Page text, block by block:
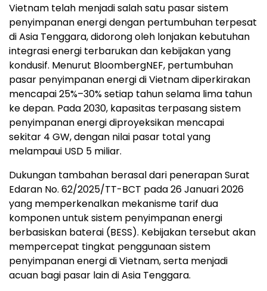
Vietnam telah menjadi salah satu pasar sistem
penyimpanan energi dengan pertumbuhan terpesat
di Asia Tenggara, didorong oleh lonjakan kebutuhan
integrasi energi terbarukan dan kebijakan yang
kondusif. Menurut BloombergNEF, pertumbuhan
pasar penyimpanan energi di Vietnam diperkirakan
mencapai 25%–30% setiap tahun selama lima tahun
ke depan. Pada 2030, kapasitas terpasang sistem
penyimpanan energi diproyeksikan mencapai
sekitar 4 GW, dengan nilai pasar total yang
melampaui USD 5 miliar.
Dukungan tambahan berasal dari penerapan Surat
Edaran No. 62/2025/TT-BCT pada 26 Januari 2026
yang memperkenalkan mekanisme tarif dua
komponen untuk sistem penyimpanan energi
berbasiskan baterai (BESS). Kebijakan tersebut akan
mempercepat tingkat penggunaan sistem
penyimpanan energi di Vietnam, serta menjadi
acuan bagi pasar lain di Asia Tenggara.